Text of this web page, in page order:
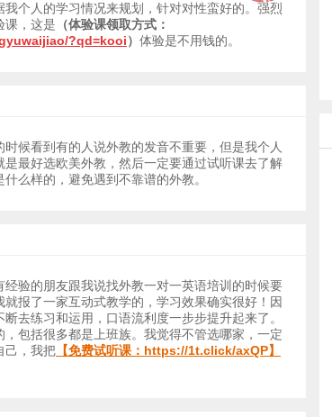
个人的学习情况来规划，针对对性蛮好的。强烈
课，这是 （体验课领取方式：
?qd=kooi） 体验是不用钱的。
时候看到有的人说外教的发音不重要，但是我个人
最好选欧美外教，然后一定要通过试听课去了解
么样的，避免遇到不靠谱的外教。
验的朋友跟我说找外教一对一英语培训的时候要
报了一家互动式教学的，学习效果确实很好！因
去练习和运用，口语流利度一步步提升起来了。
包括很多都是上班族。我觉得不管选哪家，一定
己，我把 【免费试听课： https://1t.click/axQP】